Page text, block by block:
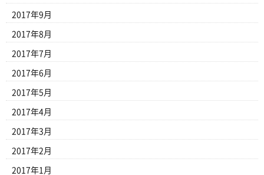
2017年9月
2017年8月
2017年7月
2017年6月
2017年5月
2017年4月
2017年3月
2017年2月
2017年1月